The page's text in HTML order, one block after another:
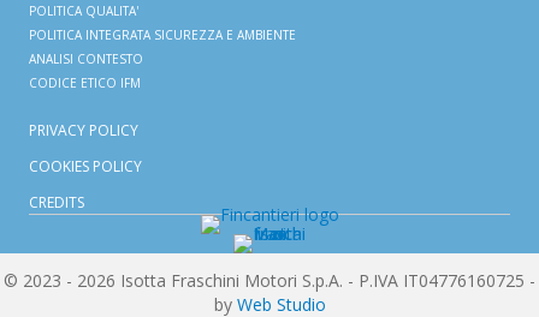
POLITICA QUALITA'
POLITICA INTEGRATA SICUREZZA E AMBIENTE
ANALISI CONTESTO
CODICE ETICO IFM
PRIVACY POLICY
COOKIES POLICY
CREDITS
© 2023 - 2026 Isotta Fraschini Motori S.p.A. - P.IVA IT04776160725 -
by Web Studio